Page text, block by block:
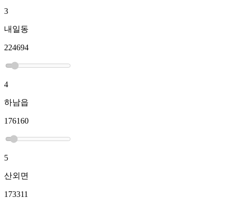
3
내일동
224694
4
하남읍
176160
5
산외면
173311